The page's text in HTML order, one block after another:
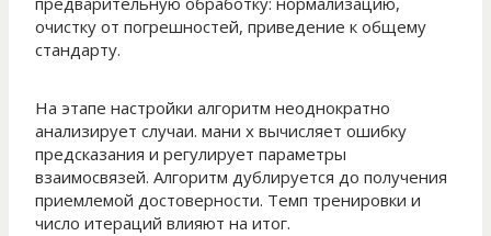
очистку от погрешностей, приведение к общему
стандарту.
На этапе настройки алгоритм неоднократно
анализирует случаи. мани х вычисляет ошибку
предсказания и регулирует параметры
взаимосвязей. Алгоритм дублируется до получения
приемлемой достоверности. Темп тренировки и
число итераций влияют на итог.